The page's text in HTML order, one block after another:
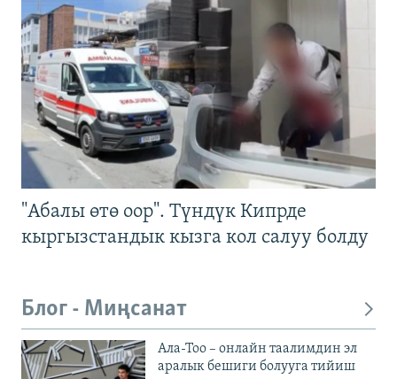
"Абалы өтө оор". Түндүк Кипрде
кыргызстандык кызга кол салуу болду
Блог - Миңсанат
Ала-Тоо – онлайн таалимдин эл
аралык бешиги болууга тийиш